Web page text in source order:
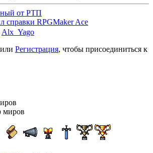
от РТП
справки RPGMaker Ace
Alx_Yago
или Регистрация, чтобы присоединиться к